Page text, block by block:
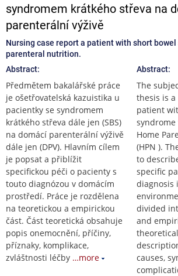
syndromem krátkého střeva na
parenterální výživě
Nursing case report a patient with short bowel
parenteral nutrition.
Abstract:
Předmětem bakalářské práce
je ošetřovatelská kazuistika u
pacientky se syndromem
krátkého střeva dále jen (SBS)
na domácí parenterální výživě
dále jen (DPV). Hlavním cílem
je popsat a přiblížit
specifickou péči o pacienty s
touto diagnózou v domácím
prostředí. Práce je rozdělena
na teoretickou a empirickou
část. Část teoretická obsahuje
popis onemocnění, příčiny,
příznaky, komplikace,
zvláštnosti léčby …more
Abstract:
The
thesis is
patient
syndrome
Home
(HPN ).
to
specific
diagnosis
divided
and
causes,